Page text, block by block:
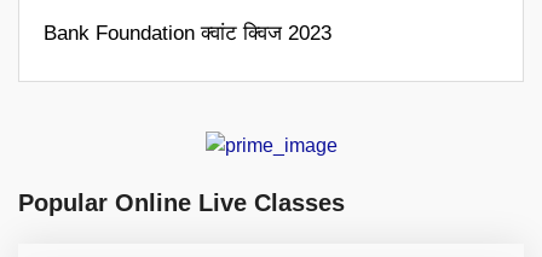
Bank Foundation क्वांट क्विज 2023
Popular Online Live Classes